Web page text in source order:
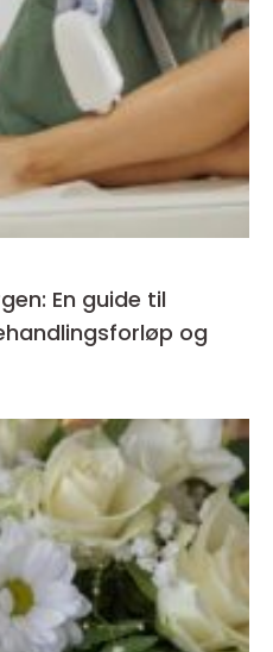
En guide til
og